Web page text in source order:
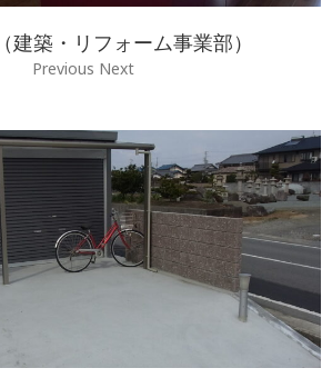
建築・リフォーム事業部）
Previous Next